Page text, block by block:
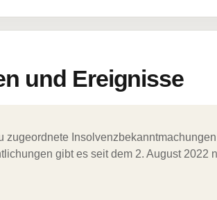
und Ereignisse
zugeordnete
gibt es seit dem 2. August 2022